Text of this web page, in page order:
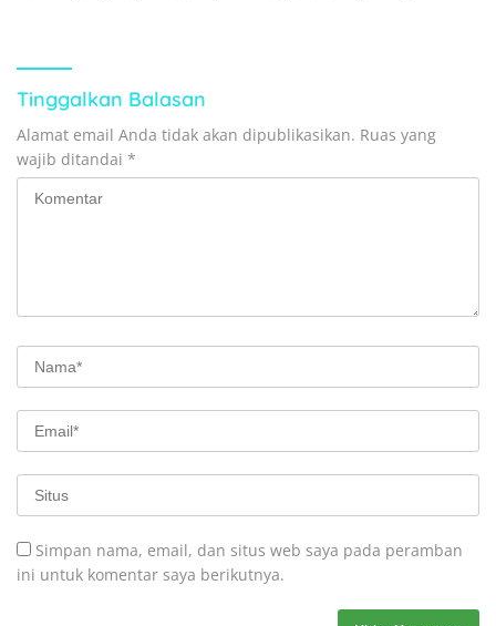
Tinggalkan Balasan
Alamat email Anda tidak akan dipublikasikan. Ruas yang
wajib ditandai *
Simpan nama, email, dan situs web saya pada peramban
ini untuk komentar saya berikutnya.